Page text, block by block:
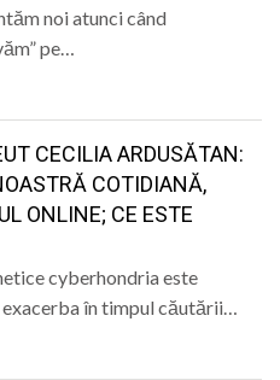
noi atunci când
pe…
CECILIA ARDUSĂTAN:
COTIDIANĂ,
ONLINE; CE ESTE
cyberhondria este
exacerba în timpul căutării…